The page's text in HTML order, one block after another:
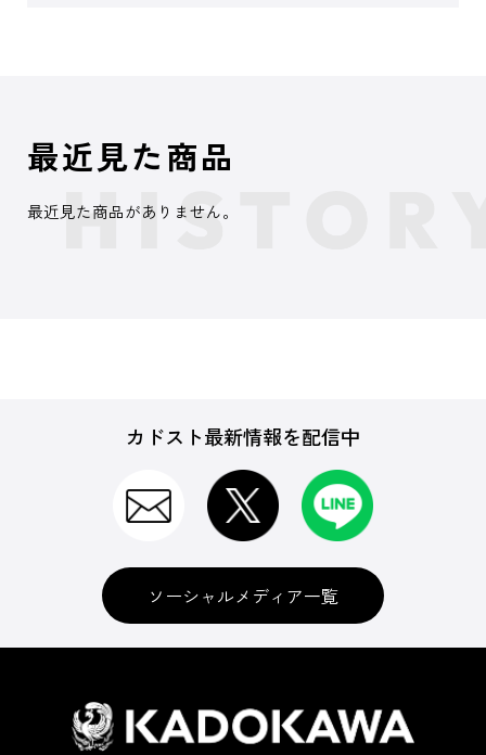
最近見た商品
最近見た商品がありません。
カドスト最新情報を配信中
ソーシャルメディア一覧